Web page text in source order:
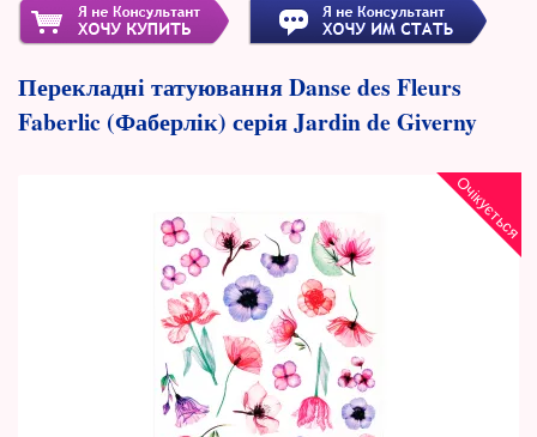
Перекладні татуювання Danse des Fleurs
Faberlic (Фаберлік) серія Jardin de Giverny
Очікується